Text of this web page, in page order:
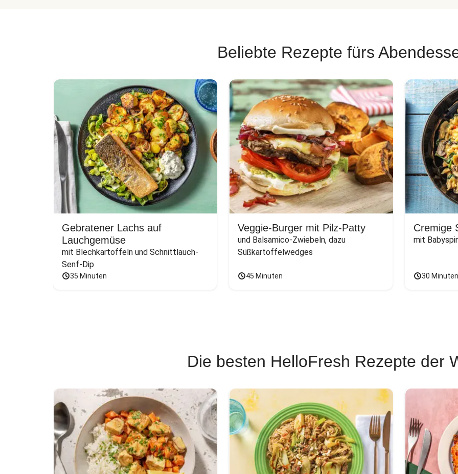
Beliebte Rezepte fürs
Gebratener Lachs auf
Lauchgemüse
mit Blechkartoffeln und Schnittlauch-
Senf-Dip
35 Minuten
Veggie-Burger mit Pilz-Patty
und Balsamico-Zwiebeln, dazu
Süßkartoffelwedges
45 Minuten
Cremige
mit
30 Minuten
Die besten HelloFresh Rezepte der